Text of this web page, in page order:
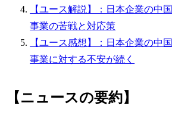
【ユース解説】：日本企業の中国
事業の苦戦と対応策
【ユース感想】：日本企業の中国
事業に対する不安が続く
【ニュースの要約】